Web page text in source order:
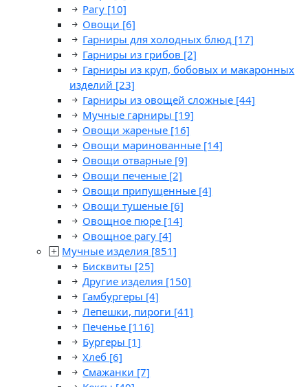
Рагу [10]
Овощи [6]
Гарниры для холодных блюд [17]
Гарниры из грибов [2]
Гарниры из круп, бобовых и макаронных
изделий [23]
Гарниры из овощей сложные [44]
Мучные гарниры [19]
Овощи жареные [16]
Овощи маринованные [14]
Овощи отварные [9]
Овощи печеные [2]
Овощи припущенные [4]
Овощи тушеные [6]
Овощное пюре [14]
Овощное рагу [4]
Мучные изделия [851]
Бисквиты [25]
Другие изделия [150]
Гамбургеры [4]
Лепешки, пироги [41]
Печенье [116]
Бургеры [1]
Хлеб [6]
Смажанки [7]